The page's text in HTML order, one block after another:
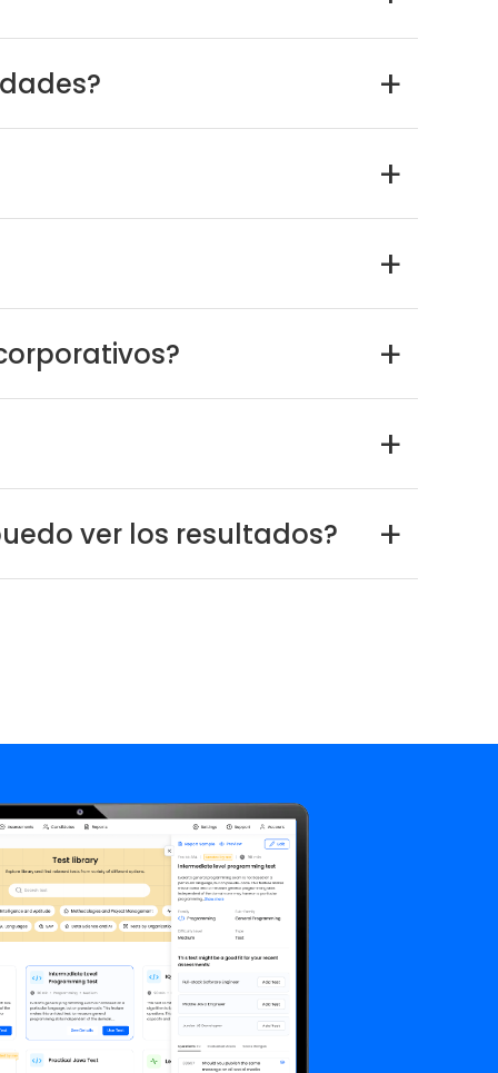
a
a
a
a
a
a
ver los resultados?